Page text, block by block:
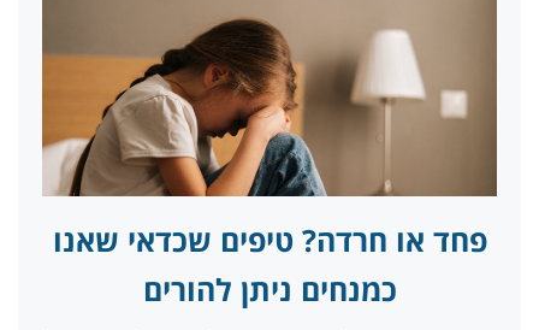
פחד או חרדה? טיפים שכדאי שאנו
כמנחים ניתן להורים